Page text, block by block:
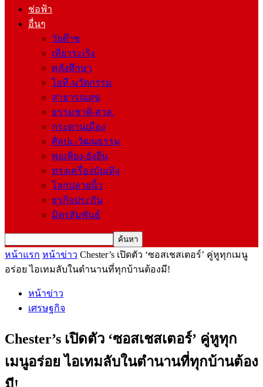
ช่อฟ้า
อื่นๆ
วัยต๊าช
เที่ยวระเริง
คลังศึกษา
ไอที-นวัตกรรม
สาธารณสุข
ธรรมชาติ-สวล.
กระดานเมือง
ศิลปะ-วัฒนธรรม
พอเพียง-ยั่งยืน
ทรงเครื่องบันเทิง
โลกปลายนิ้ว
ธุรกิจประกัน
มิตรสัมพันธ์
หน้าแรก หน้าข่าว Chester’s เปิดตัว ‘ซอสเชสเตอร์’ คู่หูทุกเมนู
อร่อย ไอเทมลับในตำนานที่ทุกบ้านต้องมี!
หน้าข่าว
เศรษฐกิจ
Chester’s เปิดตัว ‘ซอสเชสเตอร์’ คู่หูทุก
เมนูอร่อย ไอเทมลับในตำนานที่ทุกบ้านต้อง